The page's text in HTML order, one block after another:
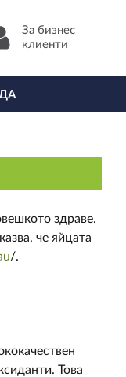
За бизнес
клиенти
здраве.
че яйцата
/.
Това